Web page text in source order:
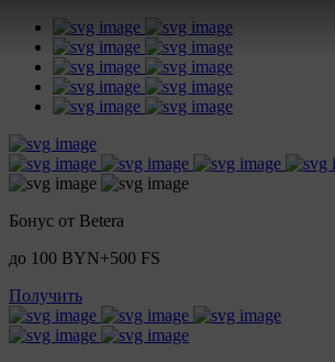
Бонус от Betera
до 100 BYN+500 FS
Получить